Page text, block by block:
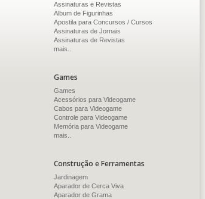
Assinaturas e Revistas
Álbum de Figurinhas
Apostila para Concursos / Cursos
Assinaturas de Jornais
Assinaturas de Revistas
mais..
Games
Games
Acessórios para Videogame
Cabos para Videogame
Controle para Videogame
Memória para Videogame
mais..
Construção e Ferramentas
Jardinagem
Aparador de Cerca Viva
Aparador de Grama